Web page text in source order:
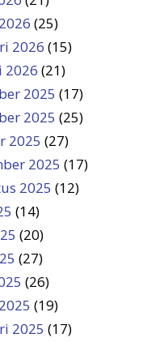
(25)
2026 (15)
2026 (21)
2025 (17)
2025 (25)
2025 (27)
2025 (17)
2025 (12)
(14)
(20)
(27)
(26)
(19)
2025 (17)